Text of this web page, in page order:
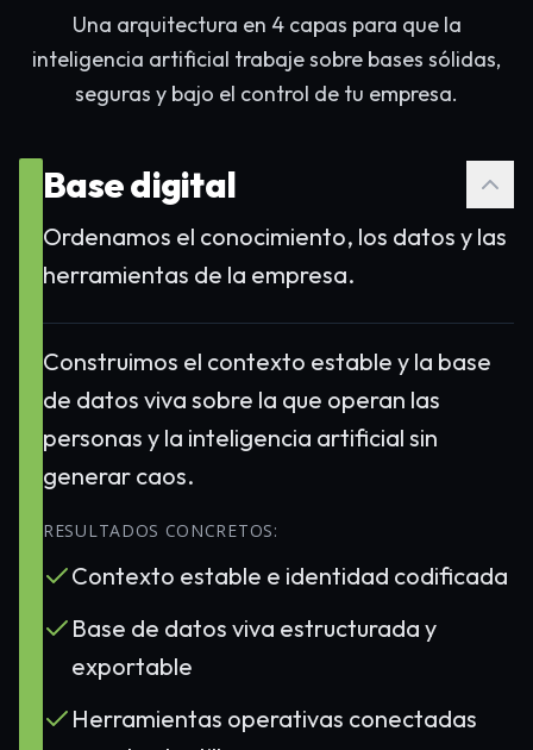
Una arquitectura en 4 capas para que la
inteligencia artificial trabaje sobre bases sólidas,
seguras y bajo el control de tu empresa.
Base digital
Ordenamos el conocimiento, los datos y las
herramientas de la empresa.
Construimos el contexto estable y la base
de datos viva sobre la que operan las
personas y la inteligencia artificial sin
generar caos.
RESULTADOS CONCRETOS:
Contexto estable e identidad codificada
Base de datos viva estructurada y
exportable
Herramientas operativas conectadas